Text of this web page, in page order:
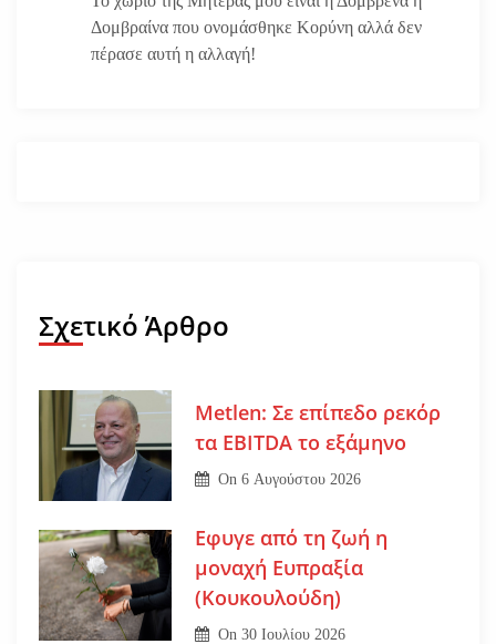
Δομβραίνα που ονομάσθηκε Κορύνη αλλά δεν
πέρασε αυτή η αλλαγή!
Σχετικό Άρθρο
Metlen: Σε επίπεδο ρεκόρ
τα EBITDA το εξάμηνο
On6 Αυγούστου 2026
Εφυγε από τη ζωή η
μοναχή Ευπραξία
(Κουκουλούδη)
On30 Ιουλίου 2026